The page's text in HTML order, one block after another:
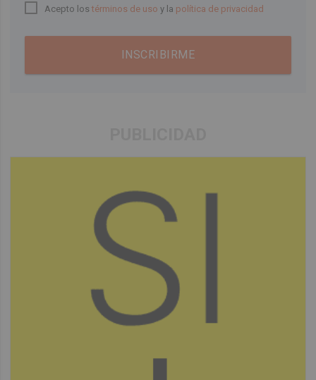
Acepto lostérminos de uso y la política de privacidad
INSCRIBIRME